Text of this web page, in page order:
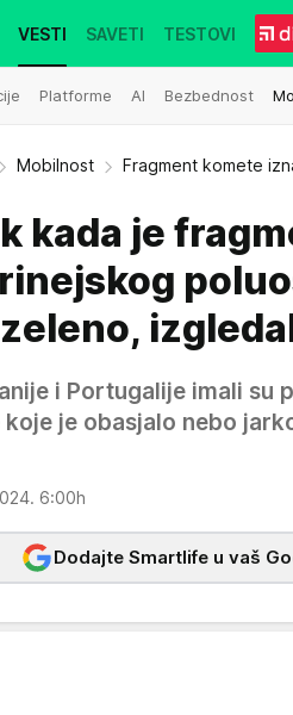
VESTI
Platforme AI Bezbednost
SAVETI TESTOVI
Mobilnost Fragment komete
kada je
i Portugalije imali su
je obasjalo nebo
6:00h
Dodajte Smartlife u vaš